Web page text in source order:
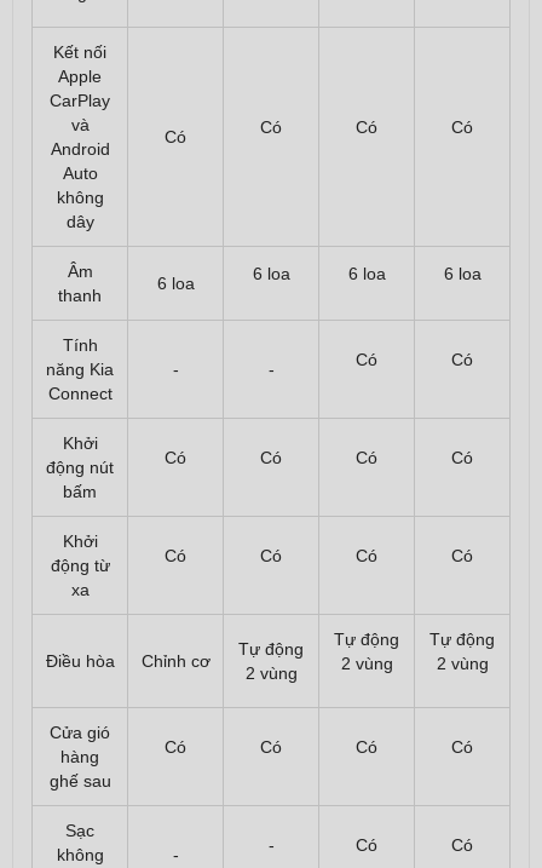
Kết nối
Apple
CarPlay
và
Android
Auto
không
dây
Có Có Có Có
Âm
thanh
6 loa 6 loa 6 loa 6 loa
Tính
năng Kia
Connect
- - Có Có
Khởi
động nút
bấm
Có Có Có Có
Khởi
động từ
xa
Có Có Có Có
Điều hòa Chỉnh cơ
Tự động
2 vùng
Tự động
2 vùng
Tự động
2 vùng
Cửa gió
hàng
ghế sau
Có Có Có Có
Sạc
không
- - Có Có